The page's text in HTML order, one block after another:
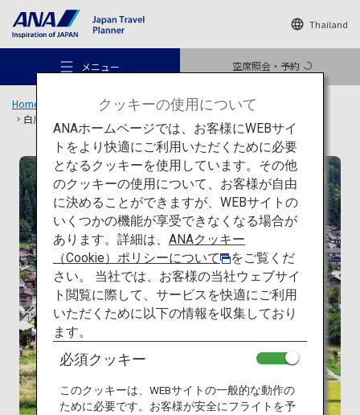
Thailand
メニュー 空席照会・予約
おすすめの旅
旅のアイデア
行き先
旅のお役立ち情報
Home 旅のアイデア 特集 日本の建築を巡る旅
一覧
白川郷の合掌造り集落
伝統建築
クッキーの使用について
ANAホームページでは、お客様にWEBサイ
トをより快適にご利用いただくために必要
となるクッキーを使用しています。その他
のクッキーの使用について、お客様が自由
に決めることができますが、WEBサイトの
いくつかの機能が享受できなくなる場合が
あります。詳細は、 ANAクッキー
（Cookie）ポリシーについて
をご覧くだ
さい。 当社では、お客様の当社ウェブサイ
ト閲覧に際して、サービスを快適にご利用
いただくために以下の情報を収集しており
ます。
必須クッキー
このクッキーは、WEBサイトの一般的な動作の
ために必要です。お客様が安全にフライトを予